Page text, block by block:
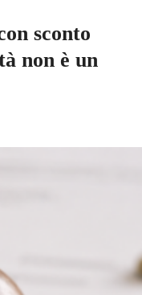
sconto
non è un